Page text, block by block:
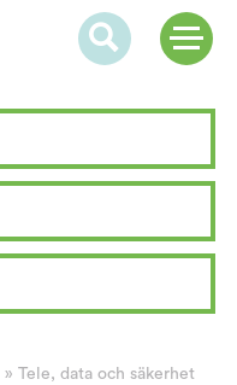
» Tele, data och säkerhet